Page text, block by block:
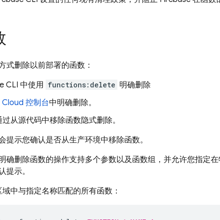
式删除以前部署的函数：
CLI 中使用 functions:delete 明确删除
控制台中明确删除。
从源代码中移除函数隐式删除。
提示您确认是否从生产环境中移除函数。
确删除函数的操作支持多个参数以及函数组，并允许您指定
提示。
中与指定名称匹配的所有函数：